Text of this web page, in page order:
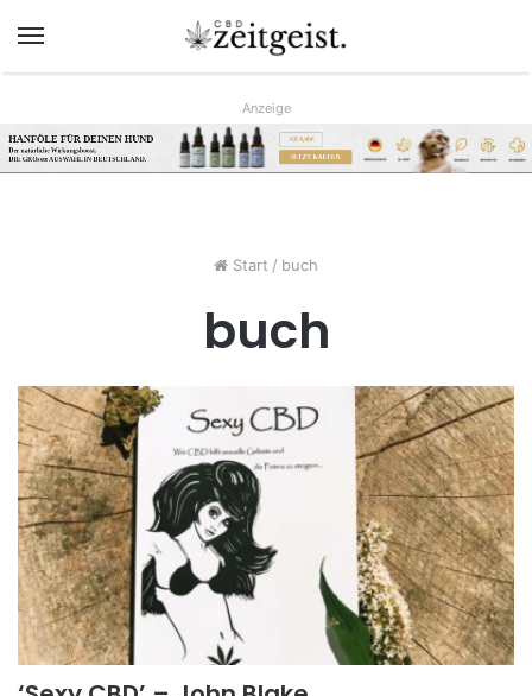
Menü
Anzeige
AB 9,90€
JETZT KAUFEN
www.hunreys.de
Start / buch
buch